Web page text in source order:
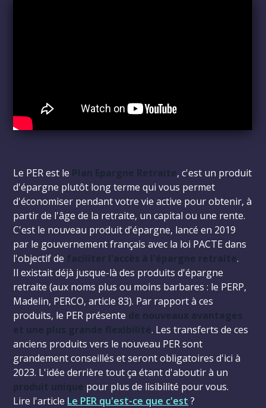
Le PER est le Plan Epargne Retraite , c'est un produit
d'épargne plutôt long terme qui vous permet
d'économiser pendant votre vie active pour obtenir, à
partir de l'âge de la retraite, un capital ou une rente.
C'est le nouveau produit d'épargne, lancé en 2019
par le gouvernement français avec la loi PACTE dans
l'objectif de faciliter l'accès à l'épargne retraite.
Il existait déjà jusque-là des produits d'épargne
retraite (aux noms plus ou moins barbares : le PERP,
Madelin, PERCO, article 83). Par rapport à ces
produits, le PER présente de nouveaux avantages
et une plus grande flexibilité. Les transferts de ces
anciens produits vers le nouveau PER sont
grandement conseillés et seront obligatoires d'ici à
2023. L'idée derrière tout ça étant d'aboutir à un
produit unique pour plus de lisibilité pour vous.
Lire l'article Le PER qu'est-ce que c'est ?